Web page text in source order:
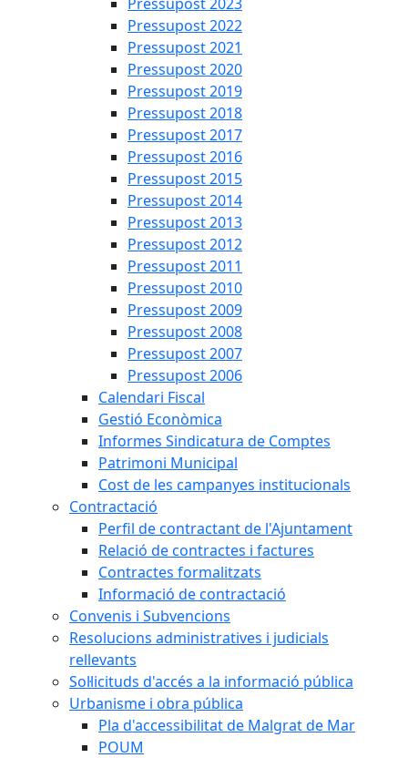
Pressupost 2022
Pressupost 2021
Pressupost 2020
Pressupost 2019
Pressupost 2018
Pressupost 2017
Pressupost 2016
Pressupost 2015
Pressupost 2014
Pressupost 2013
Pressupost 2012
Pressupost 2011
Pressupost 2010
Pressupost 2009
Pressupost 2008
Pressupost 2007
Pressupost 2006
Calendari Fiscal
Gestió Econòmica
Informes Sindicatura de Comptes
Patrimoni Municipal
Cost de les campanyes institucionals
Contractació
Perfil de contractant de l'Ajuntament
Relació de contractes i factures
Contractes formalitzats
Informació de contractació
Convenis i Subvencions
Resolucions administratives i judicials
rellevants
Sol·licituds d'accés a la informació pública
Urbanisme i obra pública
Pla d'accessibilitat de Malgrat de Mar
POUM